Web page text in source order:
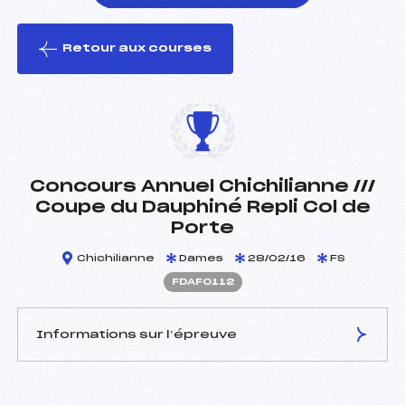
le ski
Retour aux courses
Concours Annuel Chichilianne ///
Coupe du Dauphiné Repli Col de
Porte
Chichilianne Dames 28/02/16 FS
FDAF0112
Informations sur l’épreuve